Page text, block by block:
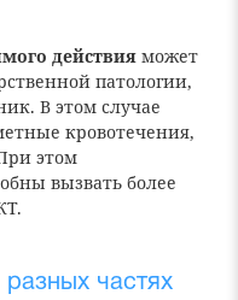
действия может
патологии,
В этом случае
кровотечения,
этом
вызвать более
частях